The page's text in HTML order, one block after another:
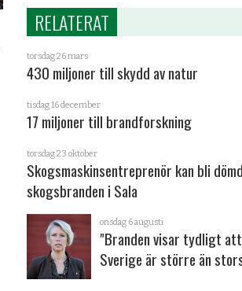
RELATERAT
torsdag 26 mars
430 miljoner till skydd av natur
tisdag 16 december
17 miljoner till brandforskning
torsdag 23 oktober
Skogsmaskinsentreprenör kan bli
skogsbranden i Sala
onsdag 6 augusti
"Branden visar tydligt att
Sverige är större än